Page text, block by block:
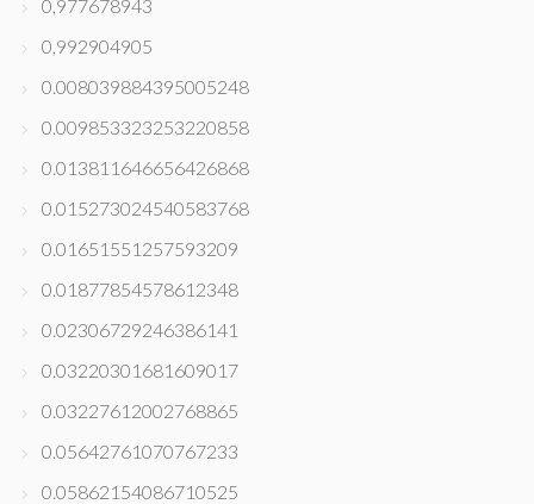
0,977678943
0,992904905
0.008039884395005248
0.009853323253220858
0.013811646656426868
0.015273024540583768
0.01651551257593209
0.01877854578612348
0.02306729246386141
0.03220301681609017
0.03227612002768865
0.05642761070767233
0.05862154086710525